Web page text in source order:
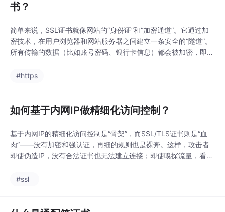
书？
简单来说，SSL证书就像网站的“身份证”和“加密通道”。它通过加
密技术，在用户浏览器和网站服务器之间建立一条安全的“隧道”。
所有传输的数据（比如账号密码、银行卡信息）都会被加密，即使
以https://开头无SSL证书：显示“不安全”警告，网址以http://开头
#https
如何基于内网IP做精细化访问控制？
基于内网IP的精细化访问控制是“骨架”，而SSL/TLS证书则是“血
肉”——没有加密和强认证，再细的规则也是裸奔。这样，攻击者
即使伪造IP，没有合法证书也无法建立连接；即使嗅探流量，看到
意软件扩散……大量安全事件始于内网。——例如支持内网IP地址
#ssl